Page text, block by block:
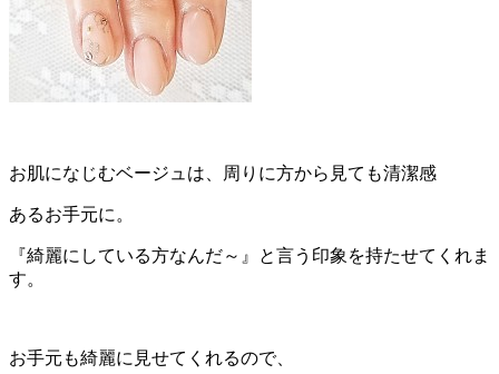
お肌になじむベージュは、周りに方から見ても清潔感
あるお手元に。
『綺麗にしている方なんだ～』と言う印象を持たせてくれま
す。
お手元も綺麗に見せてくれるので、